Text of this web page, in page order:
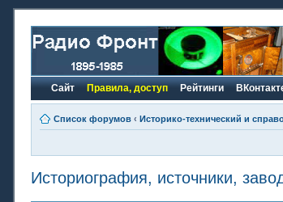
Сайт Правила, доступ Рейтинги
Список форумов ‹ Историко-технический и
Историография, источники,